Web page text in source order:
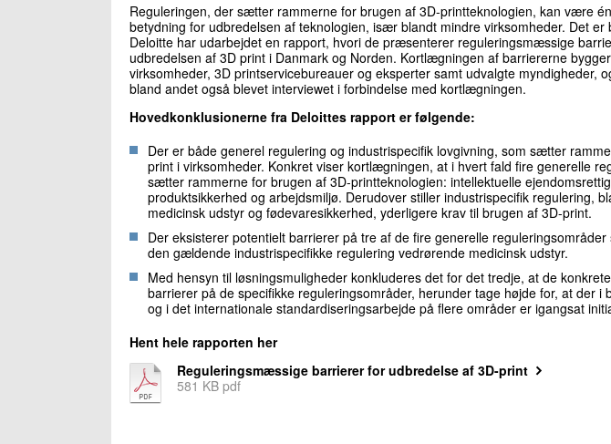
Reguleringen, der sætter rammerne for brugen af 3D-printteknologien, kan være
betydning for udbredelsen af teknologien, især blandt mindre virksomheder. Det er
Deloitte har udarbejdet en rapport, hvori de præsenterer reguleringsmæssige
udbredelsen af 3D print i Danmark og Norden. Kortlægningen af barriererne
virksomheder, 3D printservicebureauer og eksperter samt udvalgte myndigheder,
bland andet også blevet interviewet i forbindelse med kortlægningen.
Hovedkonklusionerne fra Deloittes rapport er følgende:
Der er både generel regulering og industrispecifik lovgivning, som sætter
print i virksomheder. Konkret viser kortlægningen, at i hvert fald fire generelle
sætter rammerne for brugen af 3D-printteknologien: intellektuelle
produktsikkerhed og arbejdsmiljø. Derudover stiller industrispecifik regulering,
medicinsk udstyr og fødevaresikkerhed, yderligere krav til brugen af 3D-print.
Der eksisterer potentielt barrierer på tre af de fire generelle
den gældende industrispecifikke regulering vedrørende medicinsk udstyr.
Med hensyn til løsningsmuligheder konkluderes det for det tredje, at de
barrierer på de specifikke reguleringsområder, herunder tage højde for, at der i
og i det internationale standardiseringsarbejde på flere områder er igangsat
Hent hele rapporten her
Reguleringsmæssige barrierer for udbredelse af 3D-print
581 KB pdf